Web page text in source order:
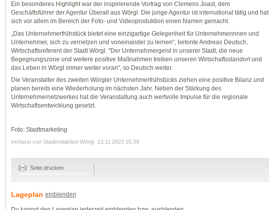
Ein besonderes Highlight war der inspirierende Vortrag von Clemens Joast, dem
Geschäftsführer der Agentur Überall aus Wörgl. Die junge Agentur ist international tätig und hat
sich vor allem im Bereich der Foto- und Videoproduktion einen Namen gemacht.
„Das Unternehmerfrühstück bietet eine einzigartige Gelegenheit für Unternehmerinnen und
Unternehmer, sich zu vernetzen und voneinander zu lernen“, betonte Andreas Deutsch,
Wirtschaftsreferent der Stadt Wörgl. "Der Unternehmergeist in unserer Stadt, die neue
Begegnungszone und weitere positive Maßnahmen treiben unseren Wirtschaftsstandort und
das Leben in Wörgl immer weiter voran", so Deutsch weiter.
Die Veranstalter des zweiten Wörgler Unternehmerfrühstücks ziehen eine positive Bilanz und
planen bereits eine Wiederholung im nächsten Jahr. Neben der Stärkung des
Unternehmernetzwerkes hat die Veranstaltung auch wertvolle Impulse für die regionale
Wirtschaftsentwicklung gesetzt.
Foto: Stadtmarketing
verfasst von Stadtredaktion Wörgl 13.11.2023 16:39
Seite drucken
Lageplan einblenden